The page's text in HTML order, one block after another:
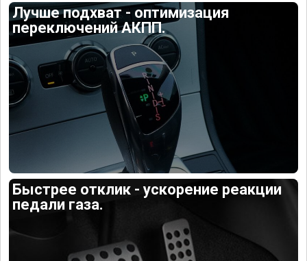
Лучше подхват - оптимизация
переключений АКПП.
Быстрее отклик - ускорение реакции
педали газа.